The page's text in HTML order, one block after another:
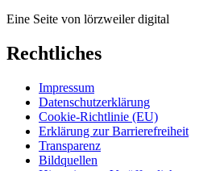
Eine Seite von lörzweiler digital
Rechtliches
Impressum
Datenschutzerklärung
Cookie-Richtlinie (EU)
Erklärung zur Barrierefreiheit
Transparenz
Bildquellen